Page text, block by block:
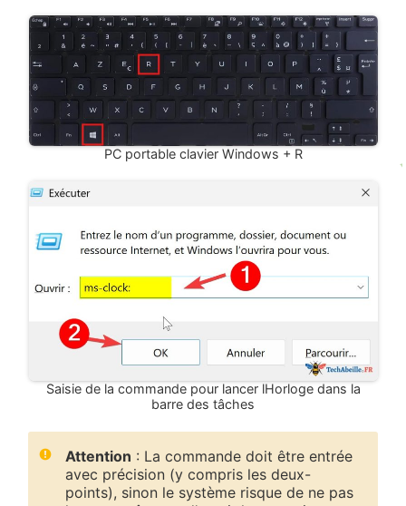
PC portable clavier Windows + R
Saisie de la commande pour lancer lHorloge dans la
barre des tâches
Attention : La commande doit être entrée
avec précision (y compris les deux-
points), sinon le système risque de ne pas